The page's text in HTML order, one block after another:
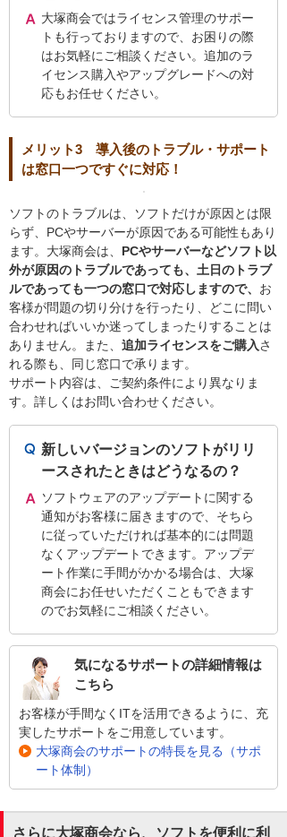
大塚商会ではライセンス管理のサポー
トも行っておりますので、お困りの際
はお気軽にご相談ください。追加のラ
イセンス購入やアップグレードへの対
応もお任せください。
メリット3 導入後のトラブル・サポート
は窓口一つですぐに対応！
ソフトのトラブルは、ソフトだけが原因とは限
らず、PCやサーバーが原因である可能性もあり
ます。大塚商会は、 PCやサーバーなどソフト以
外が原因のトラブルであっても、土日のトラブ
ルであっても一つの窓口で対応しますので、 お
客様が問題の切り分けを行ったり、どこに問い
合わせればいいか迷ってしまったりすることは
ありません。また、 追加ライセンスをご購入さ
れる際も、同じ窓口で承ります。
サポート内容は、ご契約条件により異なりま
す。詳しくはお問い合わせください。
新しいバージョンのソフトがリリ
ースされたときはどうなるの？
ソフトウェアのアップデートに関する
通知がお客様に届きますので、そちら
に従っていただければ基本的には問題
なくアップデートできます。アップデ
ート作業に手間がかかる場合は、大塚
商会にお任せいただくこともできます
のでお気軽にご相談ください。
気になるサポートの詳細情報は
こちら
お客様が手間なくITを活用できるように、充
実したサポートをご用意しています。
大塚商会のサポートの特長を見る（サポ
ート体制）
さらに大塚商会なら、ソフトを便利に利